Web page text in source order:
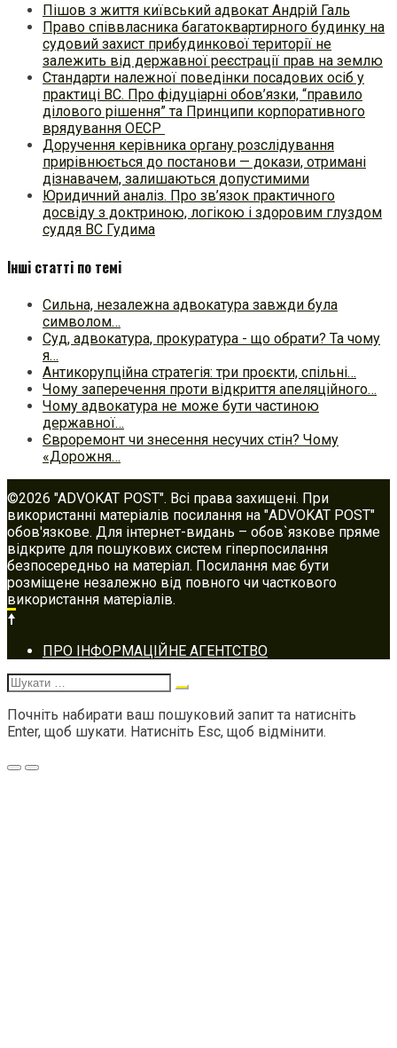
Пішов з життя київський адвокат Андрій Галь
Право співвласника багатоквартирного будинку на
судовий захист прибудинкової території не
залежить від державної реєстрації прав на землю
Стандарти належної поведінки посадових осіб у
практиці ВC. Про фідуціарні обов’язки, “правило
ділового рішення” та Принципи корпоративного
врядування ОЕСР
Доручення керівника органу розслідування
прирівнюється до постанови — докази, отримані
дізнавачем, залишаються допустимими
Юридичний аналіз. Про зв’язок практичного
досвіду з доктриною, логікою і здоровим глуздом
суддя ВС Гудима
Інші статті по темі
Сильна, незалежна адвокатура завжди була
символом…
Суд, адвокатура, прокуратура - що обрати? Та чому
я…
Антикорупційна стратегія: три проєкти, спільні…
Чому заперечення проти відкриття апеляційного…
Чому адвокатура не може бути частиною
державної…
Євроремонт чи знесення несучих стін? Чому
«Дорожня…
©2026 "ADVOKAT POST". Всі права захищені. При
використанні матеріалів посилання на "ADVOKAT POST"
обов'язкове. Для інтернет-видань – обов`язкове пряме
відкрите для пошукових систем гіперпосилання
безпосередньо на матеріал. Посилання має бути
розміщене незалежно від повного чи часткового
використання матеріалів.
Footer
navigation
ПРО ІНФОРМАЦІЙНЕ АГЕНТСТВО
Шукати:
Почніть набирати ваш пошуковий запит та натисніть
Enter, щоб шукати. Натисніть Esc, щоб відмінити.
Меню